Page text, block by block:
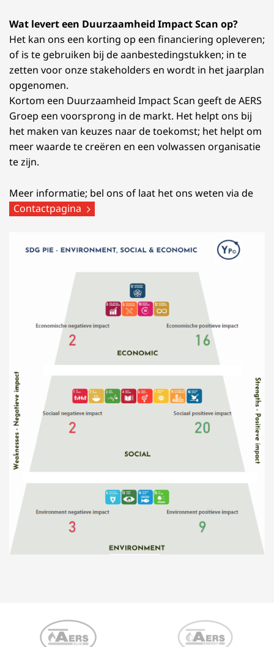
Wat levert een Duurzaamheid Impact Scan op?
Het kan ons een korting op een financiering opleveren;
of is te gebruiken bij de aanbestedingstukken; in te
zetten voor onze stakeholders en wordt in het jaarplan
opgenomen.
Kortom een Duurzaamheid Impact Scan geeft de AERS
Groep een voorsprong in de markt. Het helpt ons bij
het maken van keuzes naar de toekomst; het helpt om
meer waarde te creëren en een volwassen organisatie
te zijn.
Meer informatie; bel ons of laat het ons weten via de
Contactpagina